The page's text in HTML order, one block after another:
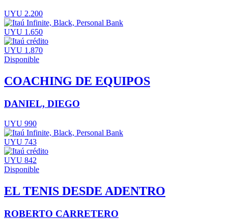
UYU 2.200
UYU 1.650
UYU 1.870
Disponible
COACHING DE EQUIPOS
DANIEL, DIEGO
UYU 990
UYU 743
UYU 842
Disponible
EL TENIS DESDE ADENTRO
ROBERTO CARRETERO